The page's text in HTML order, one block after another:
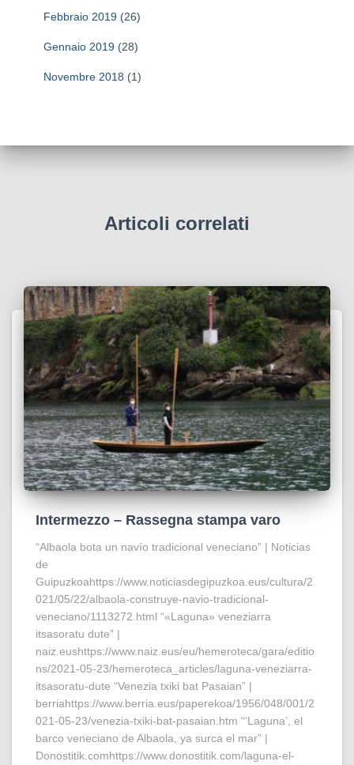
Febbraio 2019 (26)
Gennaio 2019 (28)
Novembre 2018 (1)
Articoli correlati
Intermezzo – Rassegna stampa varo
“Albaola bota un navío tradicional veneciano” | Noticias
de
Guipuzkoahttps://www.noticiasdegipuzkoa.eus/cultura/2
021/05/22/albaola-construye-navio-tradicional-
veneciano/1113272.html “«Laguna» veneziarra
itsasoratu dute” |
naiz.eushttps://www.naiz.eus/eu/hemeroteca/gara/editio
ns/2021-05-23/hemeroteca_articles/laguna-veneziarra-
itsasoratu-dute “Venezia txiki bat Pasaian” |
berriahttps://www.berria.eus/paperekoa/1956/048/001/2
021-05-23/venezia-txiki-bat-pasaian.htm “‘Laguna’, el
barco veneciano de Albaola, ya surca el mar” |
Donostitik.comhttps://www.donostitik.com/laguna-el-